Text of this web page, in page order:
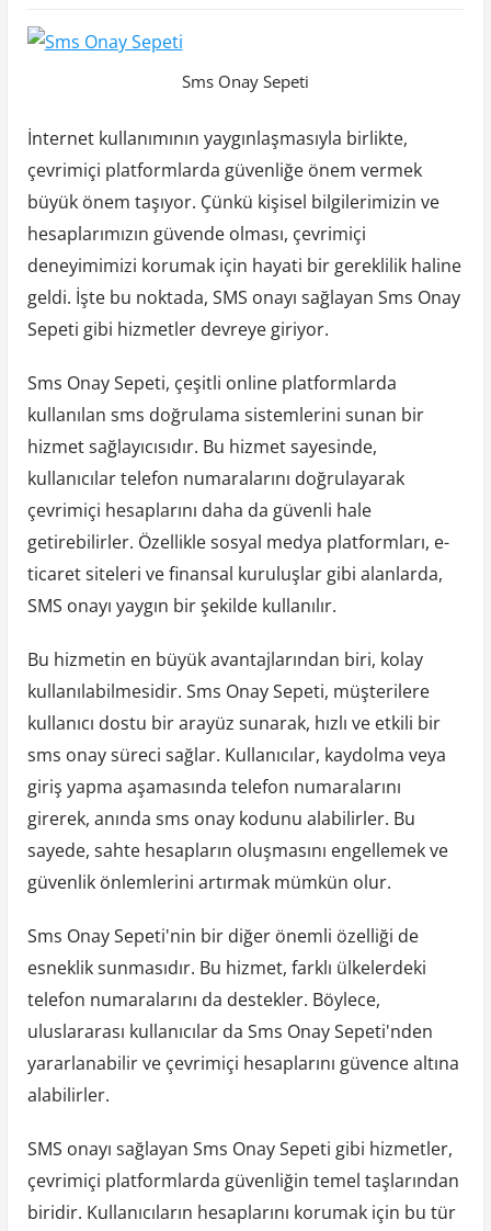
Sms Onay Sepeti
İnternet kullanımının yaygınlaşmasıyla birlikte,
çevrimiçi platformlarda güvenliğe önem vermek
büyük önem taşıyor. Çünkü kişisel bilgilerimizin ve
hesaplarımızın güvende olması, çevrimiçi
deneyimimizi korumak için hayati bir gereklilik haline
geldi. İşte bu noktada, SMS onayı sağlayan Sms Onay
Sepeti gibi hizmetler devreye giriyor.
Sms Onay Sepeti, çeşitli online platformlarda
kullanılan sms doğrulama sistemlerini sunan bir
hizmet sağlayıcısıdır. Bu hizmet sayesinde,
kullanıcılar telefon numaralarını doğrulayarak
çevrimiçi hesaplarını daha da güvenli hale
getirebilirler. Özellikle sosyal medya platformları, e-
ticaret siteleri ve finansal kuruluşlar gibi alanlarda,
SMS onayı yaygın bir şekilde kullanılır.
Bu hizmetin en büyük avantajlarından biri, kolay
kullanılabilmesidir. Sms Onay Sepeti, müşterilere
kullanıcı dostu bir arayüz sunarak, hızlı ve etkili bir
sms onay süreci sağlar. Kullanıcılar, kaydolma veya
giriş yapma aşamasında telefon numaralarını
girerek, anında sms onay kodunu alabilirler. Bu
sayede, sahte hesapların oluşmasını engellemek ve
güvenlik önlemlerini artırmak mümkün olur.
Sms Onay Sepeti'nin bir diğer önemli özelliği de
esneklik sunmasıdır. Bu hizmet, farklı ülkelerdeki
telefon numaralarını da destekler. Böylece,
uluslararası kullanıcılar da Sms Onay Sepeti'nden
yararlanabilir ve çevrimiçi hesaplarını güvence altına
alabilirler.
SMS onayı sağlayan Sms Onay Sepeti gibi hizmetler,
çevrimiçi platformlarda güvenliğin temel taşlarından
biridir. Kullanıcıların hesaplarını korumak için bu tür